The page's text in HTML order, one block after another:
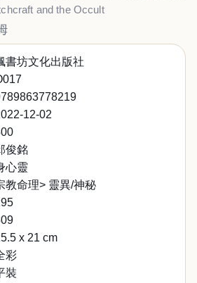
and the Occult
書坊文化出版社
12-02
俊銘
心靈
教命理> 靈異/神秘
x 21 cm
彩
裝